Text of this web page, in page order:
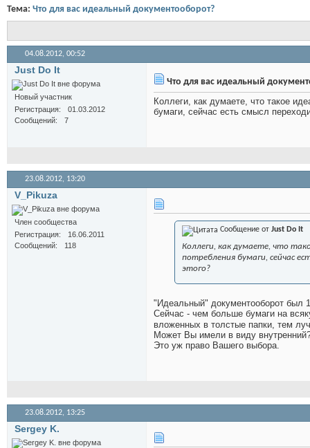
Тема: Что для вас идеальный документооборот?
04.08.2012, 00:52
Just Do It
Новый участник
Регистрация
01.03.2012
Сообщений
7
Что для вас идеальный
Коллеги, как думаете, что такое
бумаги, сейчас есть смысл
23.08.2012, 13:20
V_Pikuza
Член сообщества
Регистрация
16.06.2011
Сообщений
118
Сообщение от Just Do It
Коллеги, как думаете, что
потребления бумаги, сейчас
этого?
"Идеальный" документооборот был
Сейчас - чем больше бумаги на
вложенных в толстые папки, тем
Может Вы имели в виду
Это уж право Вашего выбора.
23.08.2012, 13:25
Sergey K.